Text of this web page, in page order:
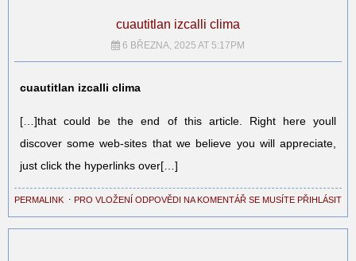
cuautitlan izcalli clima
6 BŘEZNA, 2025 AT 5:17PM
cuautitlan izcalli clima
[…]that could be the end of this article. Right here youll
discover some web-sites that we believe you will appreciate,
just click the hyperlinks over[…]
PERMALINK ⋅ PRO VLOŽENÍ ODPOVĚDI NA KOMENTÁŘ SE MUSÍTE PŘIHLÁSIT